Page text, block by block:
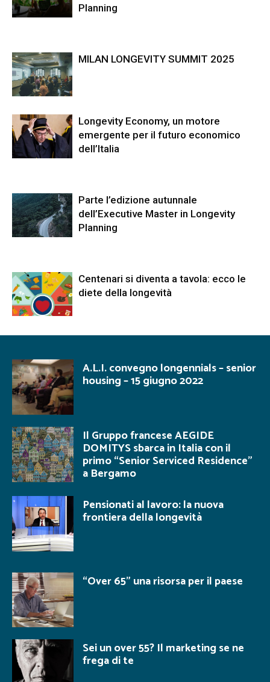
Planning
MILAN LONGEVITY SUMMIT 2025
Longevity Economy, un motore
emergente per il futuro economico
dell’Italia
Parte l’edizione autunnale
dell’Executive Master in Longevity
Planning
Centenari si diventa a tavola: ecco le
diete della longevità
A.L.I. convegno longennials – senior
housing – 15 giugno 2022
Il Gruppo francese AEGIDE
DOMITYS sbarca in Italia con il
primo “Senior Serviced Residence”
a Bergamo
Pensionati al lavoro: la nuova
frontiera della longevità
“Over 65” una risorsa per il paese
Sei un over 55? Il marketing se ne
frega di te